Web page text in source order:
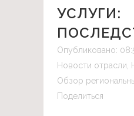
УСЛУГИ:
Опубликовано:
Новости отрасли
Обзор
Поделиться